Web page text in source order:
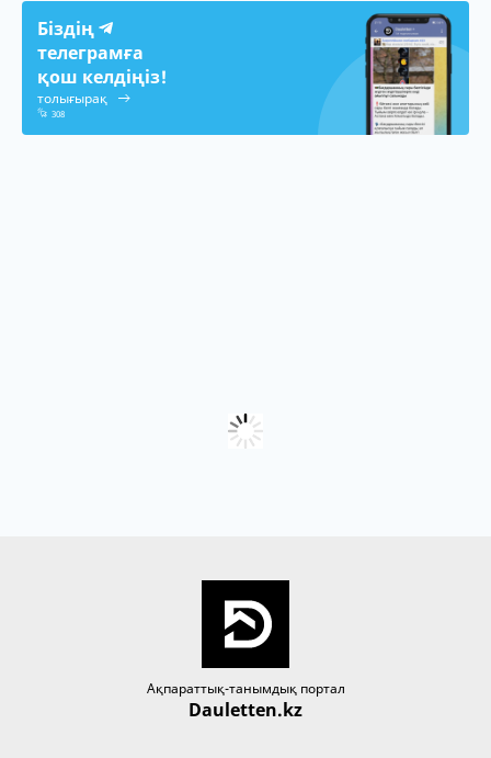
Біздің
телеграмға
қош келдіңіз!
толығырақ
308
Ақпараттық-танымдық портал
Dauletten.kz